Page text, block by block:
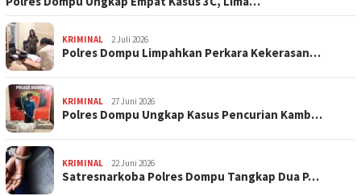
KRIMINAL 2 Juli 2026
Polres Dompu Limpahkan Perkara Kekerasan…
KRIMINAL 27 Juni 2026
Polres Dompu Ungkap Kasus Pencurian Kamb…
KRIMINAL 22 Juni 2026
Satresnarkoba Polres Dompu Tangkap Dua P…